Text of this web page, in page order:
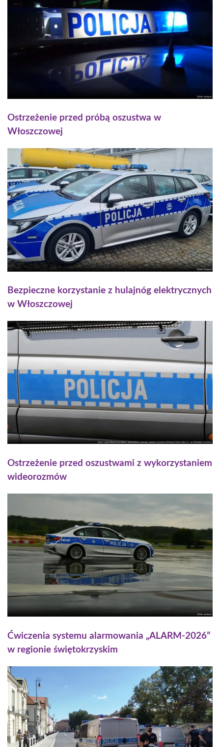
Ostrzeżenie przed próbą oszustwa w
Włoszczowej
Bezpieczne korzystanie z hulajnóg elektrycznych
w Włoszczowej
Ostrzeżenie przed oszustwami z wykorzystaniem
wideorozmów
Ćwiczenia systemu alarmowania „ALARM-2026”
w regionie świętokrzyskim